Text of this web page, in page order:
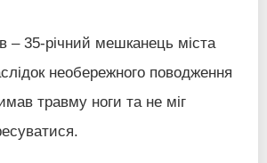
– 35-річний мешканець міста
необережного поводження
травму ноги та не міг